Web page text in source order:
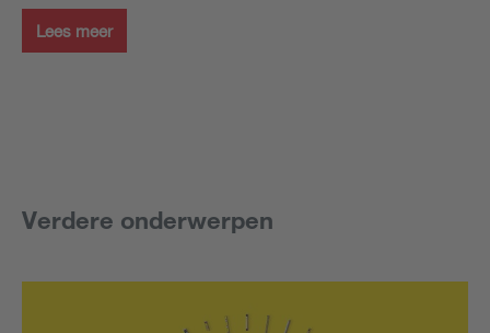
Lees meer
Verdere onderwerpen